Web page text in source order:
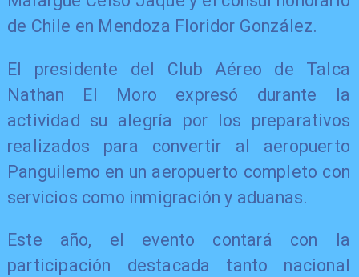
de Chile en Mendoza Floridor González.
El presidente del Club Aéreo de Talca
Nathan El Moro expresó durante la
actividad su alegría por los preparativos
realizados para convertir al aeropuerto
Panguilemo en un aeropuerto completo con
servicios como inmigración y aduanas.
Este año, el evento contará con la
participación destacada tanto nacional